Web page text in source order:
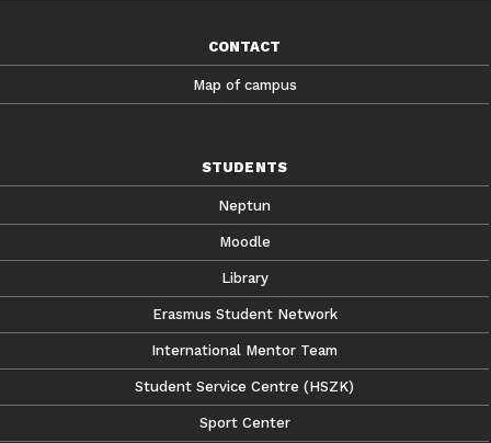
CONTACT
Map of campus
STUDENTS
Neptun
Moodle
Library
Erasmus Student Network
International Mentor Team
Student Service Centre (HSZK)
Sport Center